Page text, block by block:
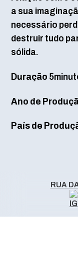
a sua
necessário
destruir tudo
sólida.
Duração
Ano de
País de
RUA